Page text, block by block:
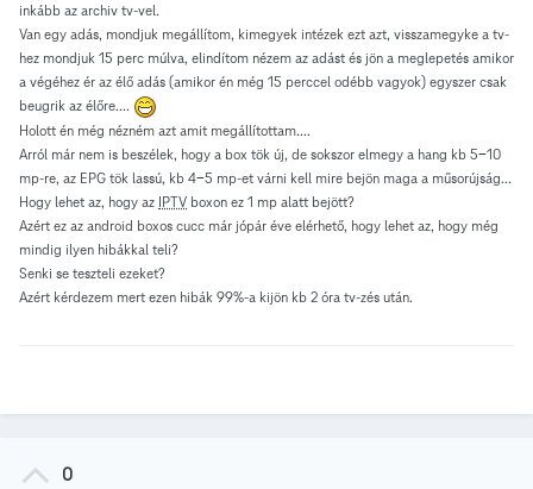
inkább az archiv tv-vel.
Van egy adás, mondjuk megállítom, kimegyek intézek ezt azt, visszamegyke a tv-
hez mondjuk 15 perc múlva, elindítom nézem az adást és jön a meglepetés amikor
a végéhez ér az élő adás (amikor én még 15 perccel odébb vagyok) egyszer csak
beugrik az élőre....
Holott én még nézném azt amit megállítottam....
Arról már nem is beszélek, hogy a box tök új, de sokszor elmegy a hang kb 5-10
mp-re, az EPG tök lassú, kb 4-5 mp-et várni kell mire bejön maga a műsorújság...
Hogy lehet az, hogy az IPTV boxon ez 1 mp alatt bejött?
Azért ez az android boxos cucc már jópár éve elérhető, hogy lehet az, hogy még
mindig ilyen hibákkal teli?
Senki se teszteli ezeket?
Azért kérdezem mert ezen hibák 99%-a kijön kb 2 óra tv-zés után.
0